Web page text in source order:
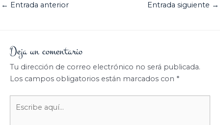
← Entrada anterior Entrada siguiente →
Deja un comentario
Tu dirección de correo electrónico no será publicada.
Los campos obligatorios están marcados con *
aquí...